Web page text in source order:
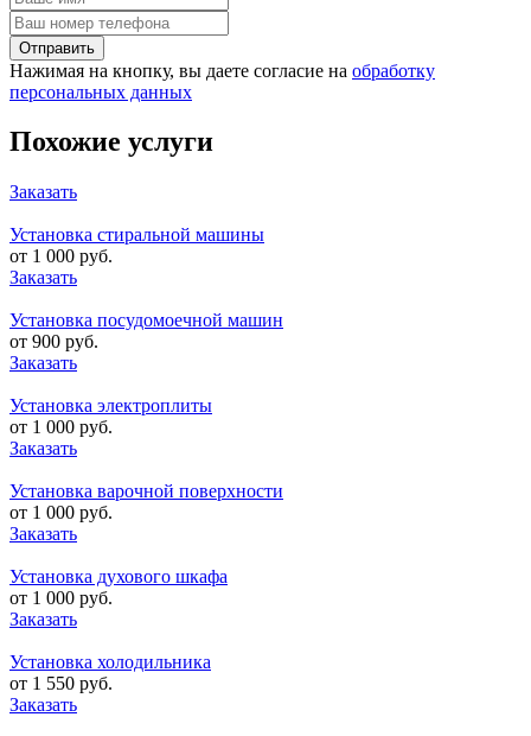
Нажимая на кнопку, вы даете согласие на обработку
персональных данных
Похожие услуги
Заказать
Установка стиральной машины
от 1 000 руб.
Заказать
Установка посудомоечной машин
от 900 руб.
Заказать
Установка электроплиты
от 1 000 руб.
Заказать
Установка варочной поверхности
от 1 000 руб.
Заказать
Установка духового шкафа
от 1 000 руб.
Заказать
Установка холодильника
от 1 550 руб.
Заказать